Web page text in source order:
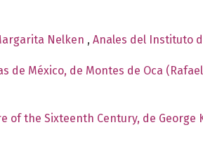
Nelken , Anales del Instituto
de México, de Montes de Oca
of the Sixteenth Century, de George